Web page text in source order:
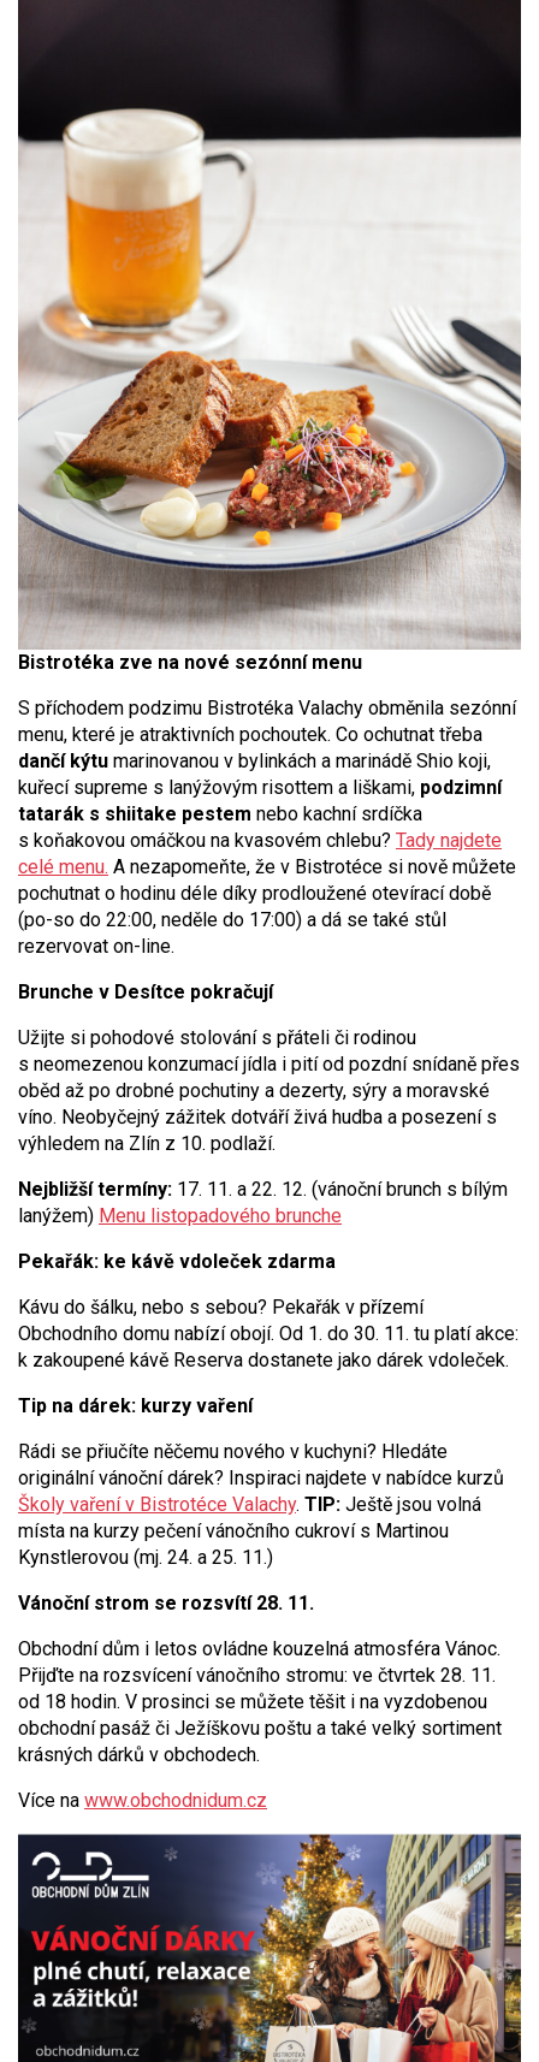
Bistrotéka zve na nové sezónní menu
S příchodem podzimu Bistrotéka Valachy obměnila sezónní
menu, které je atraktivních pochoutek. Co ochutnat třeba
dančí kýtu marinovanou v bylinkách a marinádě Shio koji,
kuřecí supreme s lanýžovým risottem a liškami, podzimní
tatarák s shiitake pestem nebo kachní srdíčka
s koňakovou omáčkou na kvasovém chlebu? Tady najdete
celé menu. A nezapomeňte, že v Bistrotéce si nově můžete
pochutnat o hodinu déle díky prodloužené otevírací době
(po-so do 22:00, neděle do 17:00) a dá se také stůl
rezervovat on-line.
Brunche v Desítce pokračují
Užijte si pohodové stolování s přáteli či rodinou
s neomezenou konzumací jídla i pití od pozdní snídaně přes
oběd až po drobné pochutiny a dezerty, sýry a moravské
víno. Neobyčejný zážitek dotváří živá hudba a posezení s
výhledem na Zlín z 10. podlaží.
Nejbližší termíny: 17. 11. a 22. 12. (vánoční brunch s bílým
lanýžem) Menu listopadového brunche
Pekařák: ke kávě vdoleček zdarma
Kávu do šálku, nebo s sebou? Pekařák v přízemí
Obchodního domu nabízí obojí. Od 1. do 30. 11. tu platí akce:
k zakoupené kávě Reserva dostanete jako dárek vdoleček.
Tip na dárek: kurzy vaření
Rádi se přiučíte něčemu nového v kuchyni? Hledáte
originální vánoční dárek? Inspiraci najdete v nabídce kurzů
Školy vaření v Bistrotéce Valachy. TIP: Ještě jsou volná
místa na kurzy pečení vánočního cukroví s Martinou
Kynstlerovou (mj. 24. a 25. 11.)
Vánoční strom se rozsvítí 28. 11.
Obchodní dům i letos ovládne kouzelná atmosféra Vánoc.
Přijďte na rozsvícení vánočního stromu: ve čtvrtek 28. 11.
od 18 hodin. V prosinci se můžete těšit i na vyzdobenou
obchodní pasáž či Ježíškovu poštu a také velký sortiment
krásných dárků v obchodech.
Více na www.obchodnidum.cz